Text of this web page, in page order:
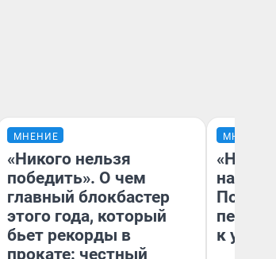
МНЕНИЕ
«Никого нельзя
победить». О чем
главный блокбастер
этого года, который
бьет рекорды в
прокате: честный
МНЕНИЕ
«Надо
надо
к